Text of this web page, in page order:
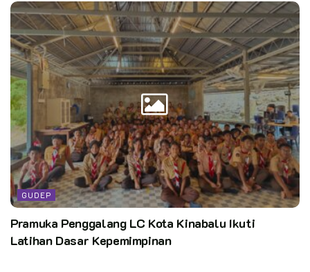
GUDEP
Pramuka Penggalang LC Kota Kinabalu Ikuti
Latihan Dasar Kepemimpinan